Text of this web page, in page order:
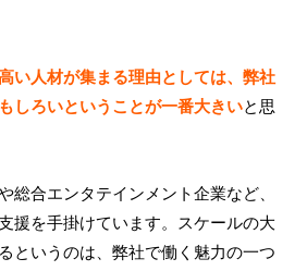
い人材が集まる理由としては、弊社
しろいということが一番大きいと思
総合エンタテインメント企業など、
援を手掛けています。スケールの大
というのは、弊社で働く魅力の一つ